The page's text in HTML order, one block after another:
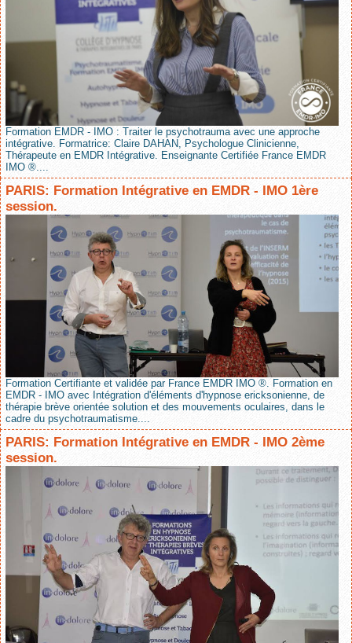
Formation EMDR - IMO : Traiter le psychotrauma avec une approche
intégrative. Formatrice: Claire DAHAN, Psychologue Clinicienne,
Thérapeute en EMDR Intégrative. Enseignante Certifiée France EMDR
IMO ®....
PARIS: Formation Intégrative en EMDR - IMO 1ère
session.
Formation Certifiante et validée par France EMDR IMO ®. Formation en
EMDR - IMO avec Intégration d'éléments d'hypnose ericksonienne, de
thérapie brève orientée solution et des mouvements oculaires, dans le
cadre du psychotraumatisme....
PARIS: Formation Intégrative en EMDR - IMO 2ème
session.